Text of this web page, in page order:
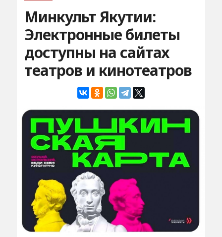
Минкульт Якутии:
Электронные билеты
доступны на сайтах
театров и кинотеатров